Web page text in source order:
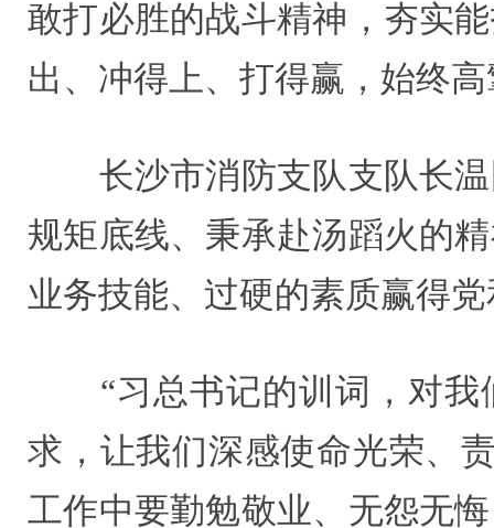
敢打必胜的战斗精神，夯实
出、冲得上、打得赢，始终
长沙市消防支队支队长温
规矩底线、秉承赴汤蹈火的
业务技能、过硬的素质赢得
“习总书记的训词，对我
求，让我们深感使命光荣、
工作中要勤勉敬业、无怨无